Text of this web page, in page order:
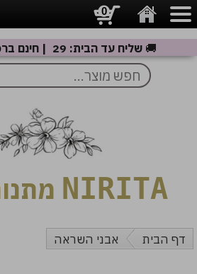
🚚שליח עד הבית: 29 ₪ | חינם ברכישה מעל 299 ₪
NIRITA
דף הבית אבני השראה
0